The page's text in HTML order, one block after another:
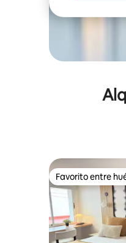
Favorito entre
Favorito entre